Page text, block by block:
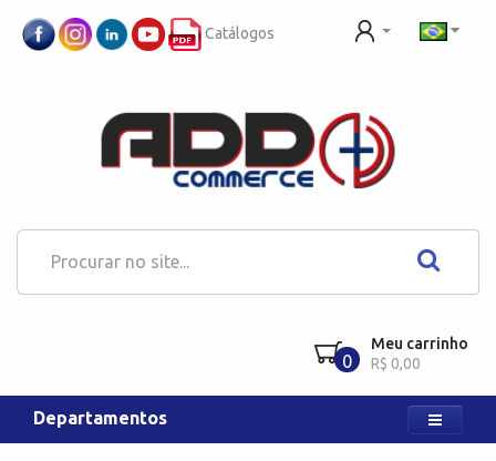
Catálogos
0
Meu carrinho
R$ 0,00
Departamentos